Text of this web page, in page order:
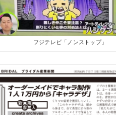
ルになるうえに、広告
やアフィリエイト報
込めます。 そこで、
万PVを誇るブロ...
フジテレビ「ノンストップ」